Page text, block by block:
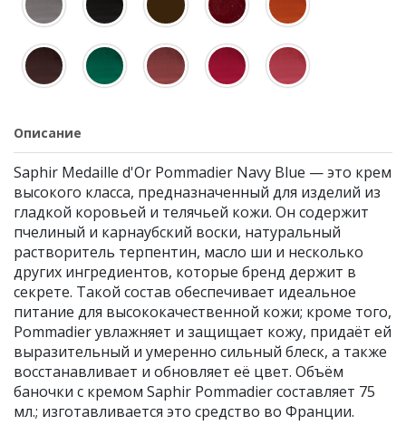
Описание
Saphir Medaille d'Or Pommadier Navy Blue — это крем
высокого класса, предназначенный для изделий из
гладкой коровьей и телячьей кожи. Он содержит
пчелиный и карнаубский воски, натуральный
растворитель терпентин, масло ши и несколько
других ингредиентов, которые бренд держит в
секрете. Такой состав обеспечивает идеальное
питание для высококачественной кожи; кроме того,
Pommadier увлажняет и защищает кожу, придаёт ей
выразительный и умеренно сильный блеск, а также
восстанавливает и обновляет её цвет. Объём
баночки с кремом Saphir Pommadier составляет 75
мл.; изготавливается это средство во Франции.